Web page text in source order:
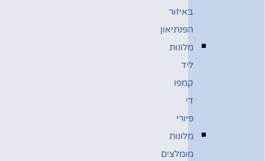
באיזור
הפנתיאון
מלונות
ליד
קמפו
די
פיורי
מלונות
מומלצים